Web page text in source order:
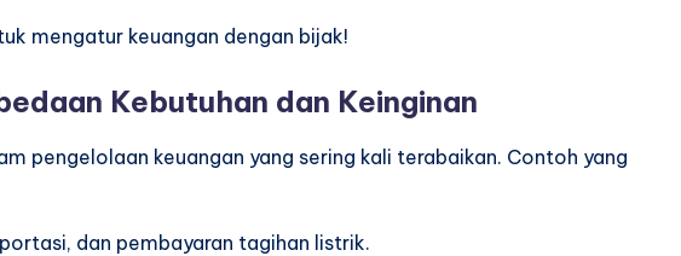
mengatur keuangan dengan bijak!
Kebutuhan dan Keinginan
pengelolaan keuangan yang sering kali terabaikan. Contoh yang
dan pembayaran tagihan listrik.